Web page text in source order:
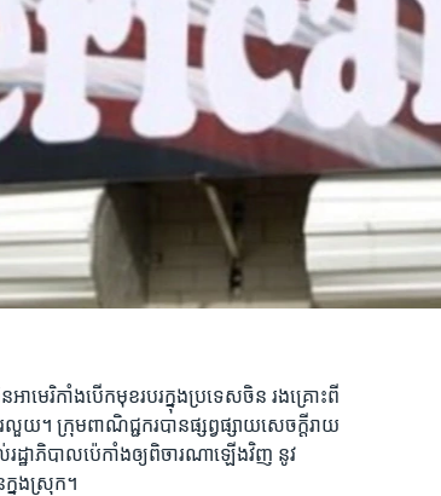
មេរិកាំង​បើកមុខ​របរ​ក្នុង​ប្រទេស​ចិន​ រងគ្រោះ​ពី
យ។ ក្រុម​ពាណិជ្ជករ​បាន​ផ្សព្វ​ផ្សាយ​សេចក្ដី​រាយ
រដ្ឋាភិបាល​ប៉េកាំង​ឲ្យពិចារណា​ឡើង​វិញ ​នូវ
នុង​ស្រុក។